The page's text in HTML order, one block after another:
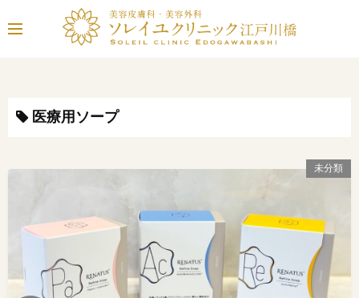
ン
医療用ソープ
未分類